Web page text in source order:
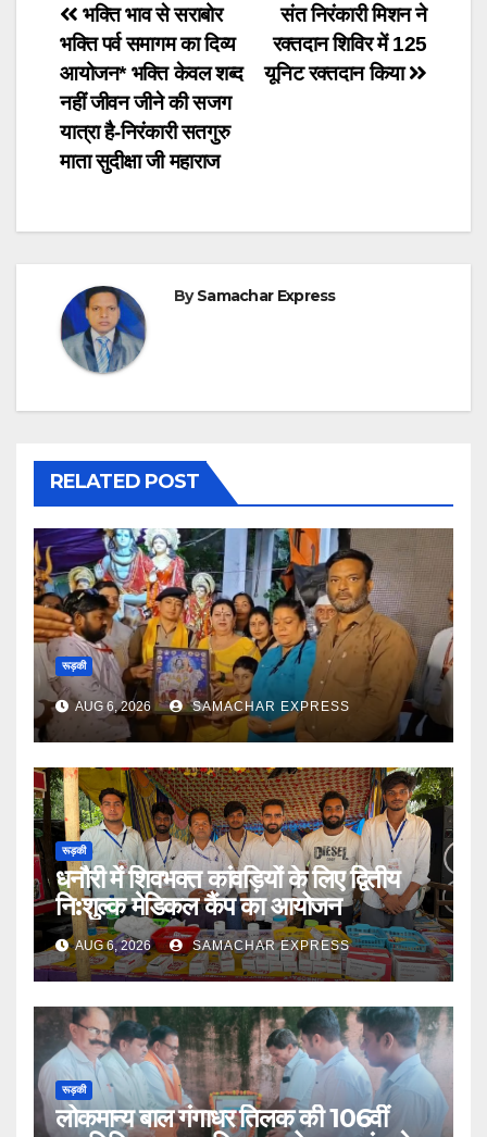
Post
navigation
संत निरंकारी मिशन ने
रक्तदान शिविर में 125
यूनिट रक्तदान किया
भक्ति भाव से सराबोर
भक्ति पर्व समागम का दिव्य
आयोजन* भक्ति केवल शब्द
नहीं जीवन जीने की सजग
यात्रा है-निरंकारी सतगुरु
माता सुदीक्षा जी महाराज
BySamachar Express
RELATED POST
रूड़की
AUG 6, 2026 SAMACHAR EXPRESS
रूड़की
धनौरी में शिवभक्त कांवड़ियों के लिए द्वितीय
नि:शुल्क मेडिकल कैंप का आयोजन
AUG 6, 2026 SAMACHAR EXPRESS
रूड़की
लोकमान्य बाल गंगाधर तिलक की 106वीं